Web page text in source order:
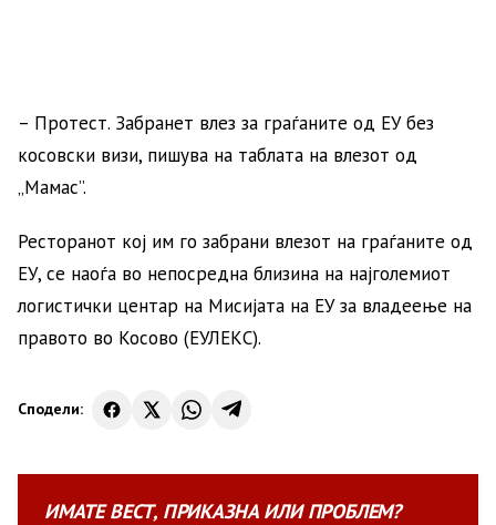
– Протест. Забранет влез за граѓаните од ЕУ без
косовски визи, пишува на таблата на влезот од
„Мамас”.
Ресторанот кој им го забрани влезот на граѓаните од
ЕУ, се наоѓа во непосредна близина на најголемиот
логистички центар на Мисијата на ЕУ за владеење на
правото во Косово (ЕУЛЕКС).
Сподели:
ИМАТЕВЕСТ, ПРИКАЗНАИЛИПРОБЛЕМ?